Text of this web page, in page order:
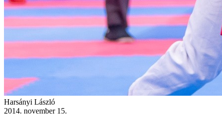
Harsányi László
2014. november 15.